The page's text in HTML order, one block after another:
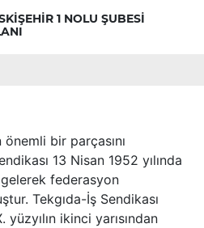
1 NOLU ŞUBESİ
bir parçasını
13 Nisan 1952 yılında
federasyon
Tekgıda-İş Sendikası
ikinci yarısından